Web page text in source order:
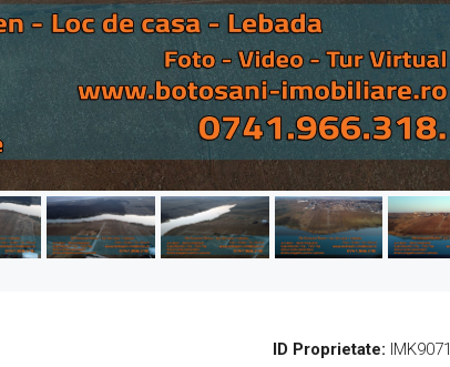
ID Proprietate: IMK9071